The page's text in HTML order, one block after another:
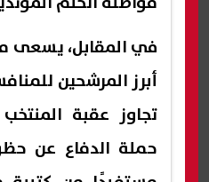
في المقابل، يسعى
أبرز المرشحين
تجاوز عقبة
حملة الدفاع عن